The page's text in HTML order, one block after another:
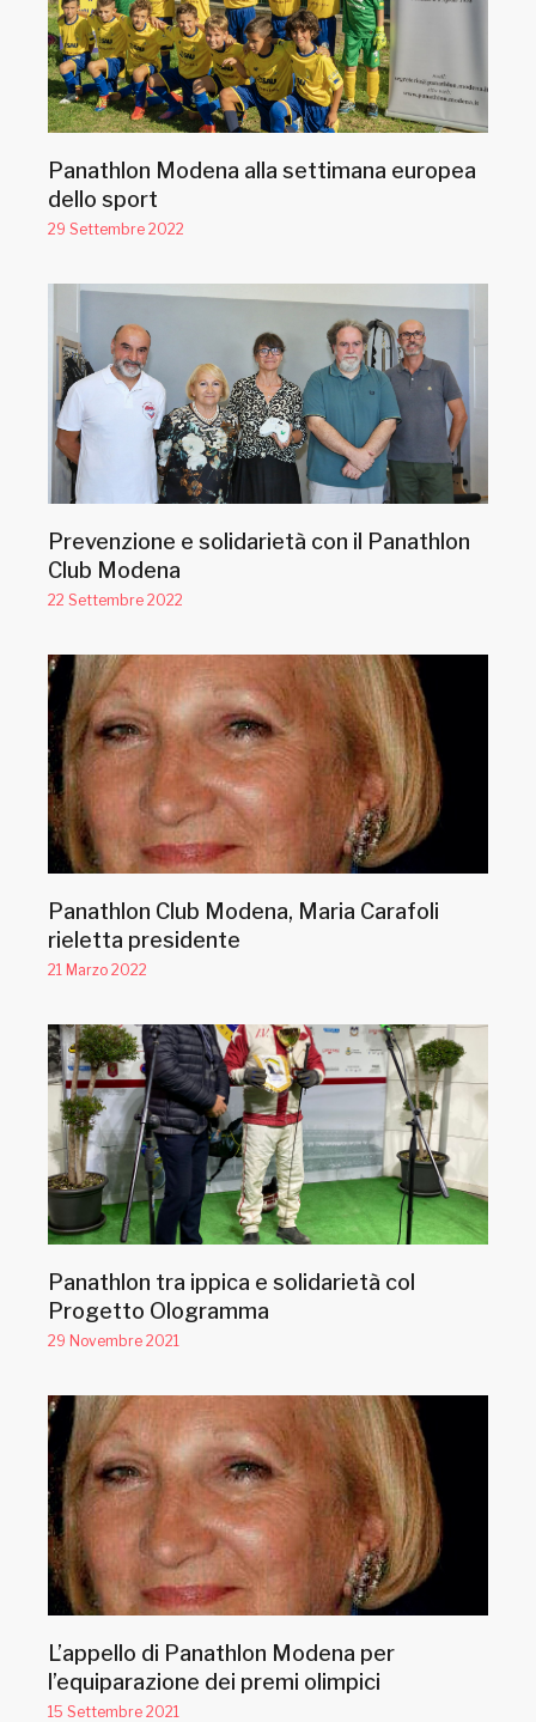
Panathlon Modena alla settimana europea
dello sport
29 Settembre 2022
Prevenzione e solidarietà con il Panathlon
Club Modena
22 Settembre 2022
Panathlon Club Modena, Maria Carafoli
rieletta presidente
21 Marzo 2022
Panathlon tra ippica e solidarietà col
Progetto Ologramma
29 Novembre 2021
L’appello di Panathlon Modena per
l’equiparazione dei premi olimpici
15 Settembre 2021